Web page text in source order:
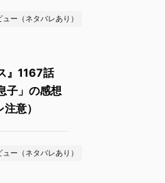
ー（ネタバレあり）
』1167話
子」の感想
意）
ー（ネタバレあり）